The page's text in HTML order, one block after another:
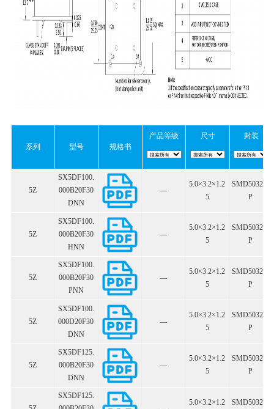
系列 型号 规格书
产品等级 尺寸 封装
5Z
SX5DF100.
000B20F30
DNN
—
5.0×3.2×1.2
5
SMD5032-6
P
5Z
SX5DF100.
000B20F30
HNN
—
5.0×3.2×1.2
5
SMD5032-6
P
5Z
SX5DF100.
000B20F30
PNN
—
5.0×3.2×1.2
5
SMD5032-6
P
5Z
SX5DF100.
000D20F30
DNN
—
5.0×3.2×1.2
5
SMD5032-6
P
5Z
SX5DF125.
000B20F30
DNN
—
5.0×3.2×1.2
5
SMD5032-6
P
SX5DF125.
5.0×3.2×1.2
SMD5032-6